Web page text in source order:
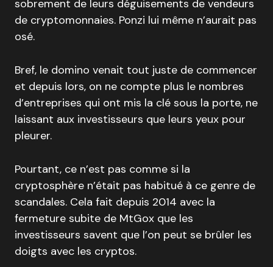
sobrement de leurs déguisements de vendeurs
de cryptomonnaies. Ponzi lui même n’aurait pas
osé.
Bref, le domino venait tout juste de commencer
et depuis lors, on ne compte plus le nombres
d’entreprises qui ont mis la clé sous la porte, ne
laissant aux investisseurs que leurs yeux pour
pleurer.
Pourtant, ce n’est pas comme si la
cryptosphère n’était pas habitué à ce genre de
scandales. Cela fait depuis 2014 avec la
fermeture subite de MtGox que les
investisseurs savent que l’on peut se brûler les
doigts avec les cryptos.